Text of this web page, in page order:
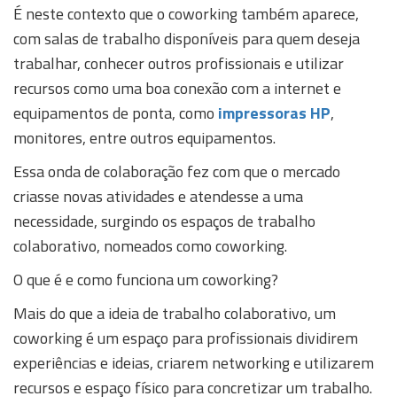
É neste contexto que o coworking também aparece,
com salas de trabalho disponíveis para quem deseja
trabalhar, conhecer outros profissionais e utilizar
recursos como uma boa conexão com a internet e
equipamentos de ponta, como impressoras HP,
monitores, entre outros equipamentos.
Essa onda de colaboração fez com que o mercado
criasse novas atividades e atendesse a uma
necessidade, surgindo os espaços de trabalho
colaborativo, nomeados como coworking.
O que é e como funciona um coworking?
Mais do que a ideia de trabalho colaborativo, um
coworking é um espaço para profissionais dividirem
experiências e ideias, criarem networking e utilizarem
recursos e espaço físico para concretizar um trabalho.